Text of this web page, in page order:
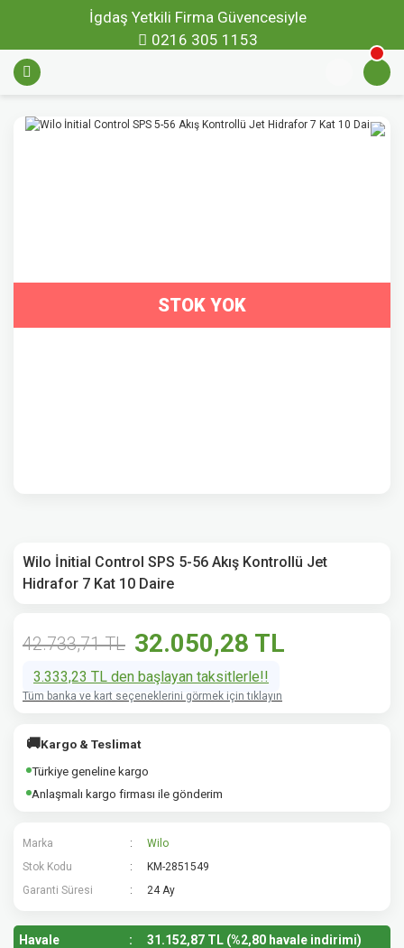
İgdaş Yetkili Firma Güvencesiyle
0216 305 1153
STOK YOK
Wilo İnitial Control SPS 5-56 Akış Kontrollü Jet
Hidrafor 7 Kat 10 Daire
42.733,71 TL 32.050,28 TL
3.333,23 TL den başlayan taksitlerle!!
Tüm banka ve kart seçeneklerini görmek için tıklayın
🚚Kargo & Teslimat
Türkiye geneline kargo
Anlaşmalı kargo firması ile gönderim
Marka
Wilo
Stok Kodu
KM-2851549
Garanti Süresi
24 Ay
Havale 31.152,87 TL (%2,80 havale indirimi)